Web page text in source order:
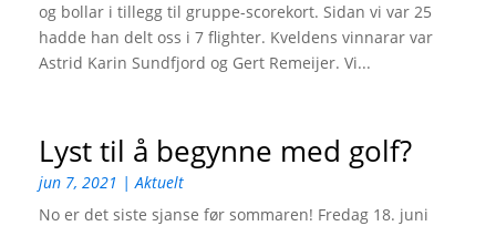
og bollar i tillegg til gruppe-scorekort. Sidan vi var 25
hadde han delt oss i 7 flighter. Kveldens vinnarar var
Astrid Karin Sundfjord og Gert Remeijer. Vi...
Lyst til å begynne med golf?
jun 7, 2021 |Aktuelt
No er det siste sjanse før sommaren! Fredag 18. juni